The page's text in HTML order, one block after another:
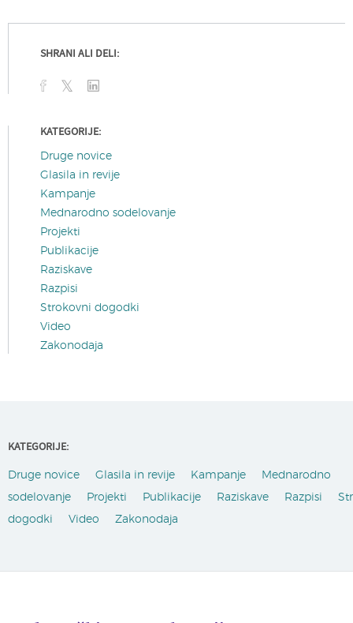
SHRANI ALI DELI:
KATEGORIJE:
Druge novice
Glasila in revije
Kampanje
Mednarodno sodelovanje
Projekti
Publikacije
Raziskave
Razpisi
Strokovni dogodki
Video
Zakonodaja
KATEGORIJE:
Druge novice Glasila in revije Kampanje
Mednarodno
sodelovanje
Projekti Publikacije Raziskave Razpisi
dogodki
Video Zakonodaja